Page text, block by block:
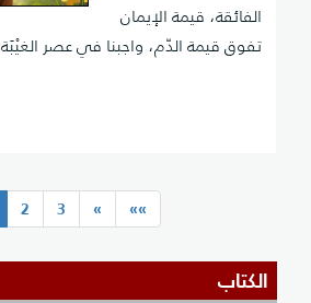
الفائقة، قيمة الإيمان
تفوق قيمة الدّم، واجبنا في عصر الغيْبَة
2 3 » »»
الكتاب